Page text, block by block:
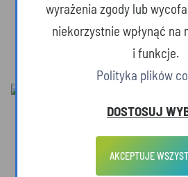
Dzika
wyrażenia zgody lub
niekorzystnie wpłynąć na
i funkcje.
Polityka plików
DOSTOSUJ
AKCEPTUJE